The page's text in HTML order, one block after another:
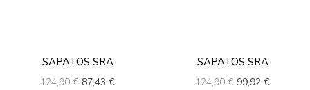
SAPATOS SRA
124,90 € 87,43 €
SAPATOS SRA
124,90 € 99,92 €